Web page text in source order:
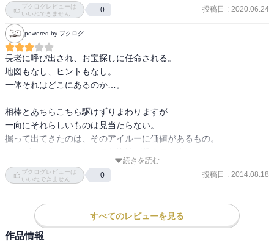
ブクログレビューは
いいねできません
0 投稿日 : 2020.06.24
powered by ブクログ
長老に呼び出され、お宝探しに任命される。
地図もなし、ヒントもなし。
一体それはどこにあるのか…。
相棒とあちらこちら駆けずりまわりますが
一向にそれらしいものは見当たらない。
掘って出てきたのは、そのアイルーに価値があるもの。
そして新しい出会い。
ちょっとその状態を疑うかも？
速攻で突っ込み返しそうな気がしなくもないですがｗ
続きを読む
ブクログレビューは
いいねできません
0 投稿日 : 2014.08.18
すべてのレビューを見る
作品情報